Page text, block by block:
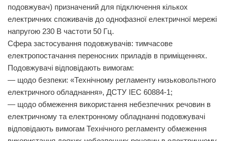
подовжувач) призначений для підключення кількох
електричних споживачів до однофазної електричної мережі
напругою 230 В частоти 50 Гц.
Сфера застосування подовжувачів: тимчасове
електропостачання переносних приладів в приміщеннях.
Подовжувачі відповідають вимогам:
— щодо безпеки: «Технічному регламенту низьковольтного
електричного обладнання», ДСТУ IEC 60884-1;
— щодо обмеження використання небезпечних речовин в
електричному та електронному обладнанні подовжувачі
відповідають вимогам Технічного регламенту обмеження